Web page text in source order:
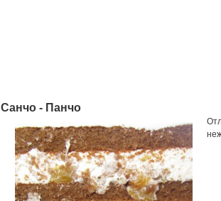
Санчо - Панчо